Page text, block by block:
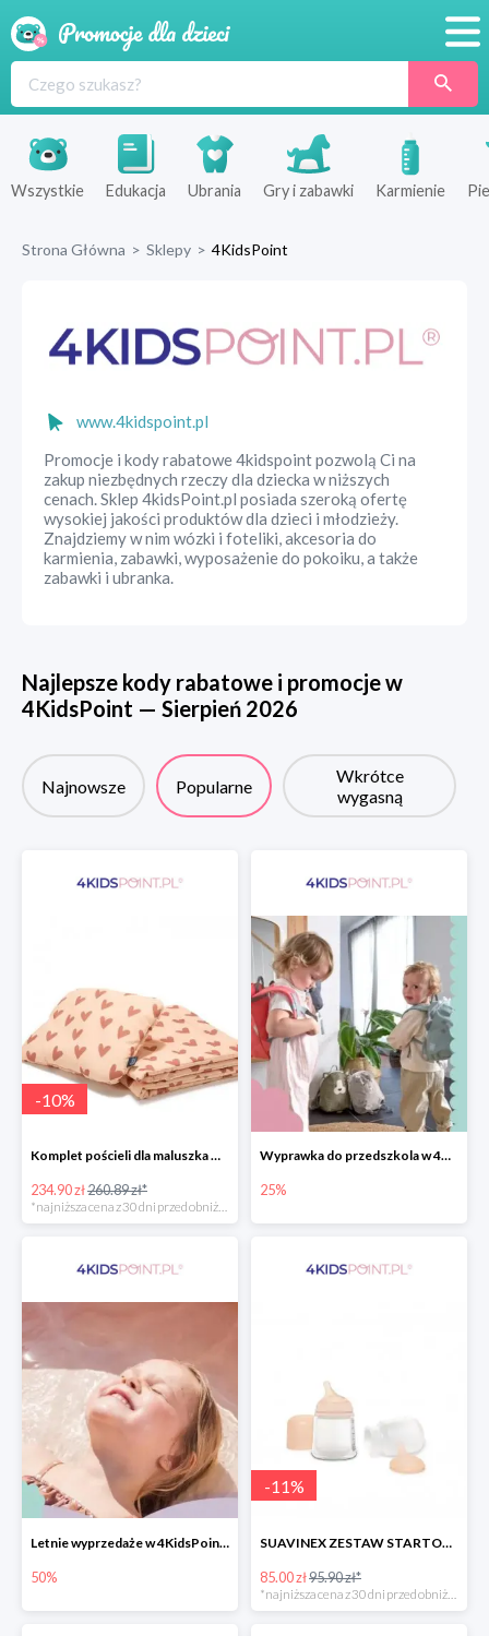
Produkty
Sklepy
Wszystkie Edukacja Ubrania Gry i zabawki Karmienie
Strona Główna > Sklepy > 4KidsPoint
www.4kidspoint.pl
Promocje i kody rabatowe 4kidspoint pozwolą Ci na
zakup niezbędnych rzeczy dla dziecka w niższych
cenach. Sklep 4kidsPoint.pl posiada szeroką ofertę
wysokiej jakości produktów dla dzieci i młodzieży.
Znajdziemy w nim wózki i foteliki, akcesoria do
karmienia, zabawki, wyposażenie do pokoiku, a także
zabawki i ubranka.
Najlepsze kody rabatowe i promocje w
4KidsPoint — Sierpień 2026
Najnowsze Popularne
Wkrótce
wygasną
-10%
Komplet pościeli dla maluszka marki La Millou
234.90 zł260.89 zł*
*najniższa cena z 30 dni przed obniżką
Wyprawka do przedszkola w 4KidsPoint do -25%
25%
Letnie wyprzedaże w 4KidsPoint do -50%
50%
-11%
SUAVINEX ZESTAW STARTOWY BUTELKA ZERO ZERO 180 ML
85.00 zł95.90 zł*